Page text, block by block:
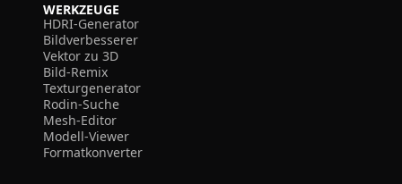
WERKZEUGE
HDRI-Generator
Bildverbesserer
Vektor zu 3D
Bild-Remix
Texturgenerator
Rodin-Suche
Mesh-Editor
Modell-Viewer
Formatkonverter